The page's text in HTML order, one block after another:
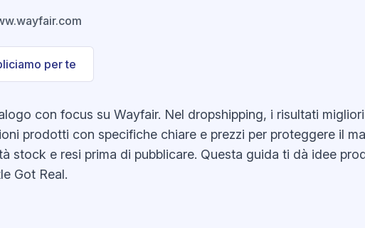
per te
con focus su Wayfair. Nel dropshipping, i risultati
prodotti con specifiche chiare e prezzi per proteggere il
stock e resi prima di pubblicare. Questa guida ti dà idee
Got Real.